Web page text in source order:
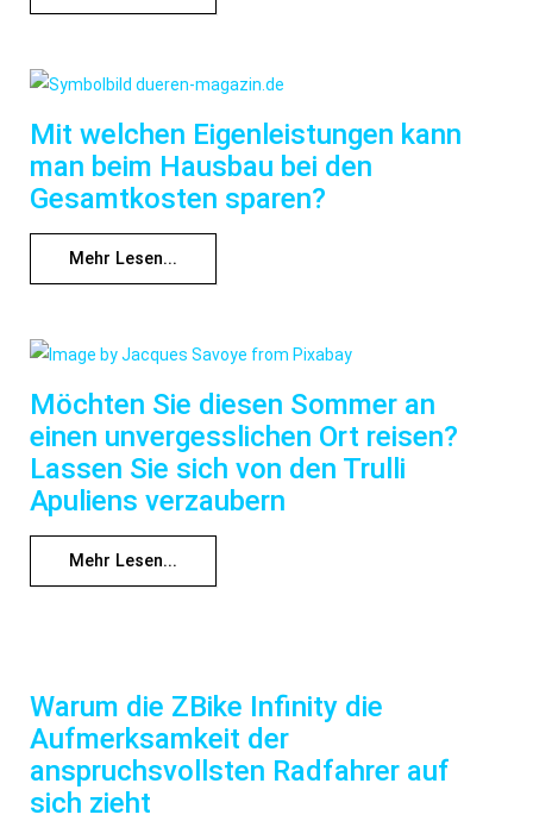
Mit welchen Eigenleistungen kann
man beim Hausbau bei den
Gesamtkosten sparen?
Mehr Lesen...
Möchten Sie diesen Sommer an
einen unvergesslichen Ort reisen?
Lassen Sie sich von den Trulli
Apuliens verzaubern
Mehr Lesen...
Warum die ZBike Infinity die
Aufmerksamkeit der
anspruchsvollsten Radfahrer auf
sich zieht